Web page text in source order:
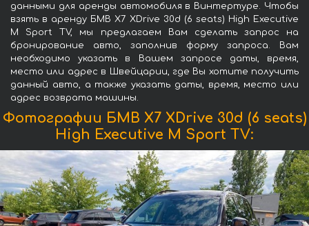
данными для аренды автомобиля в Винтертуре. Чтобы
взять в аренду БМВ X7 XDrive 30d (6 seats) High Executive
M Sport TV, мы предлагаем Вам сделать запрос на
бронирование авто, заполнив форму запроса. Вам
необходимо указать в Вашем запросе даты, время,
место или адрес в Швейцарии, где Вы хотите получить
данный авто, а также указать даты, время, место или
адрес возврата машины.
Фотографии БМВ X7 XDrive 30d (6 seats)
High Executive M Sport TV: